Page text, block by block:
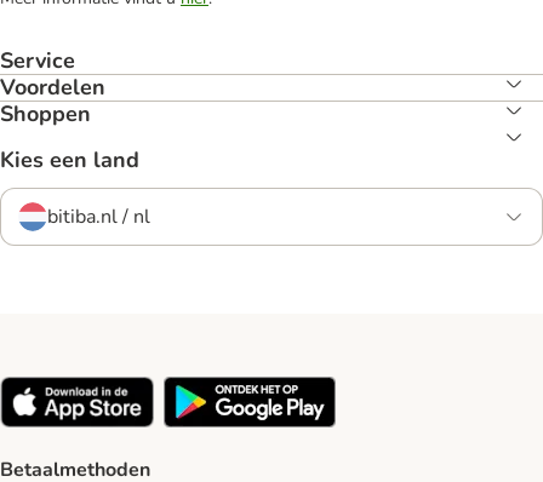
Service
Voordelen
Shoppen
Kies een land
bitiba.nl / nl
Betaalmethoden